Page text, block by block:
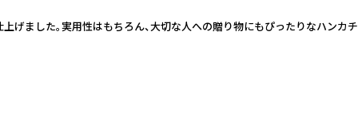
た。実用性はもちろん、大切な人への贈り物にもぴったりなハ